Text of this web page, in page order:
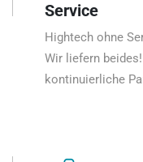
Service
Hightech ohne
Wir liefern
kontinuierliche